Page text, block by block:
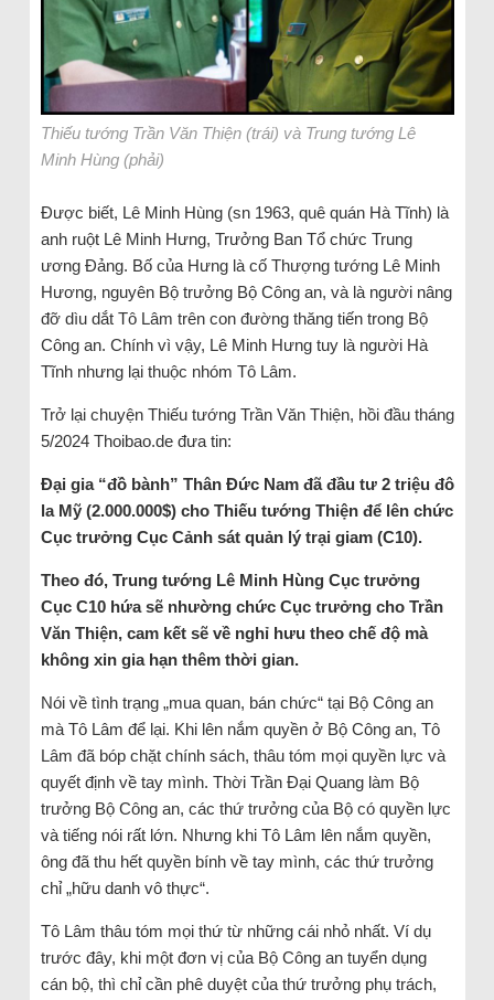
Thiếu tướng Trần Văn Thiện (trái) và Trung tướng Lê
Minh Hùng (phải)
Được biết, Lê Minh Hùng (sn 1963, quê quán Hà Tĩnh) là
anh ruột Lê Minh Hưng, Trưởng Ban Tổ chức Trung
ương Đảng. Bố của Hưng là cố Thượng tướng Lê Minh
Hương, nguyên Bộ trưởng Bộ Công an, và là người nâng
đỡ dìu dắt Tô Lâm trên con đường thăng tiến trong Bộ
Công an. Chính vì vậy, Lê Minh Hưng tuy là người Hà
Tĩnh nhưng lại thuộc nhóm Tô Lâm.
Trở lại chuyện Thiếu tướng Trần Văn Thiện, hồi đầu tháng
5/2024 Thoibao.de đưa tin:
Đại gia “đồ bành” Thân Đức Nam đã đầu tư 2 triệu đô
la Mỹ (2.000.000$) cho Thiếu tướng Thiện để lên chức
Cục trưởng Cục Cảnh sát quản lý trại giam (C10).
Theo đó, Trung tướng Lê Minh Hùng Cục trưởng
Cục C10 hứa sẽ nhường chức Cục trưởng cho Trần
Văn Thiện, cam kết sẽ về nghỉ hưu theo chế độ mà
không xin gia hạn thêm thời gian.
Nói về tình trạng „mua quan, bán chức“ tại Bộ Công an
mà Tô Lâm để lại. Khi lên nắm quyền ở Bộ Công an, Tô
Lâm đã bóp chặt chính sách, thâu tóm mọi quyền lực và
quyết định về tay mình. Thời Trần Đại Quang làm Bộ
trưởng Bộ Công an, các thứ trưởng của Bộ có quyền lực
và tiếng nói rất lớn. Nhưng khi Tô Lâm lên nắm quyền,
ông đã thu hết quyền bính về tay mình, các thứ trưởng
chỉ „hữu danh vô thực“.
Tô Lâm thâu tóm mọi thứ từ những cái nhỏ nhất. Ví dụ
trước đây, khi một đơn vị của Bộ Công an tuyển dụng
cán bộ, thì chỉ cần phê duyệt của thứ trưởng phụ trách,